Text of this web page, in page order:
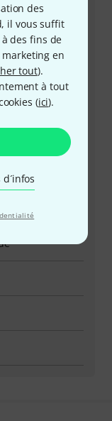
des
il vous suffit
des fins de
en
tout).
à tout
(ici).
d´infos
pour